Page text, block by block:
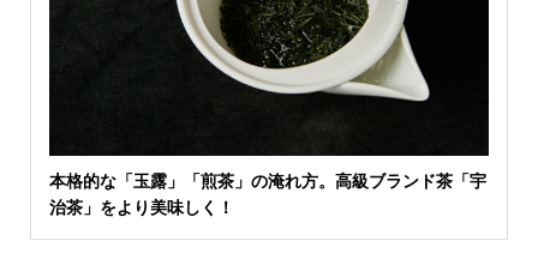
本格的な「玉露」「煎茶」の淹れ方。高級ブランド茶「宇
治茶」をより美味しく！